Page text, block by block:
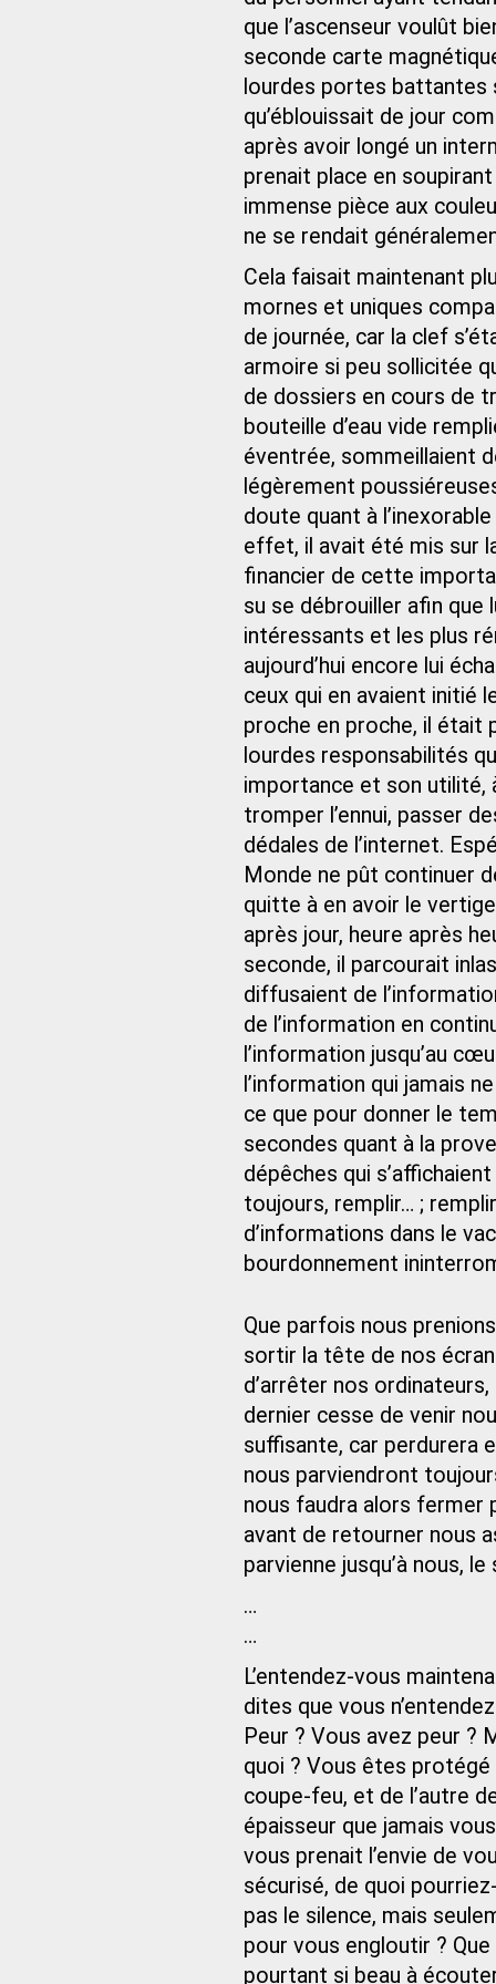
que l’ascenseur voulût
seconde carte
lourdes portes battantes
qu’éblouissait de jour
après avoir longé un
prenait place en
immense pièce aux
ne se rendait
Cela faisait maintenant
mornes et uniques
de journée, car la clef
armoire si peu sollicitée
de dossiers en cours de
bouteille d’eau vide
éventrée, sommeillaient
légèrement
doute quant à
effet, il avait été mis sur
financier de cette
su se débrouiller afin
intéressants et les plus
aujourd’hui encore lui
ceux qui en avaient initié
proche en proche, il était
lourdes responsabilités
importance et son utilité,
tromper l’ennui, passer
dédales de l’internet.
Monde ne pût continuer
quitte à en avoir le
après jour, heure après
seconde, il parcourait
diffusaient de
de l’information en
l’information jusqu’au
l’information qui jamais
ce que pour donner le
secondes quant à la
dépêches qui
toujours, remplir… ;
d’informations dans le
bourdonnement
Que parfois nous
sortir la tête de nos
d’arrêter nos
dernier cesse de venir
suffisante, car perdurera
nous parviendront
nous faudra alors fermer
avant de retourner nous
parvienne jusqu’à nous,
…
…
L’entendez-vous
dites que vous
Peur ? Vous avez peur ?
quoi ? Vous êtes protégé
coupe-feu, et de l’autre
épaisseur que jamais
vous prenait l’envie de
sécurisé, de quoi
pas le silence, mais
pour vous engloutir ?
pourtant si beau à